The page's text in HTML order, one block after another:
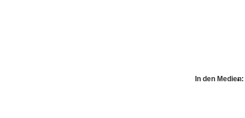
In den Medien: